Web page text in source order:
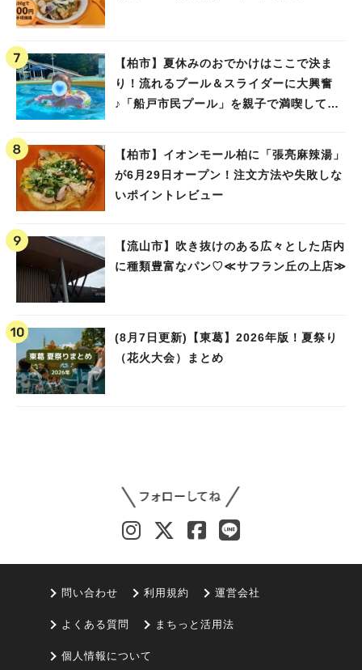
【柏市】夏休みのおでかけはここで決ま
り！流れるプール＆スライダーに大興奮
♪「船戸市民プール」を親子で満喫してき
【柏市】イオンモール柏に「張亮麻辣湯」
が6月29日オープン！注文方法や失敗しな
いポイントレビュー
【流山市】吹き抜けのある広々とした店内
に種類豊富なパン♡≪サフラン丘の上店≫
(8月7日更新)【東葛】2026年版！夏祭り
（花火大会）まとめ
問い合わせ 利用規約 運営会社
よくある質問 まちっと活用法
個人情報について